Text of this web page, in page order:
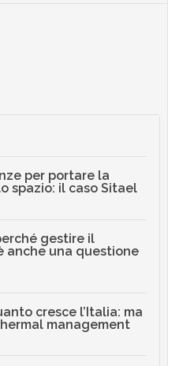
per portare la
spazio: il caso Sitael
gestire il
anche una questione
cresce l’Italia: ma
management